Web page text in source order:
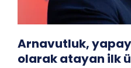
Arnavutluk,
olarak atayan ilk